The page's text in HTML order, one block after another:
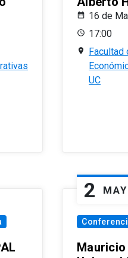
16 de
17:00
Facultad
UC
2 MAY
Mauricio